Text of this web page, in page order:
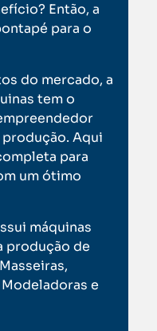
Então, a
para o
do mercado, a
tem o
Aqui
para
um ótimo
máquinas
produção de
e